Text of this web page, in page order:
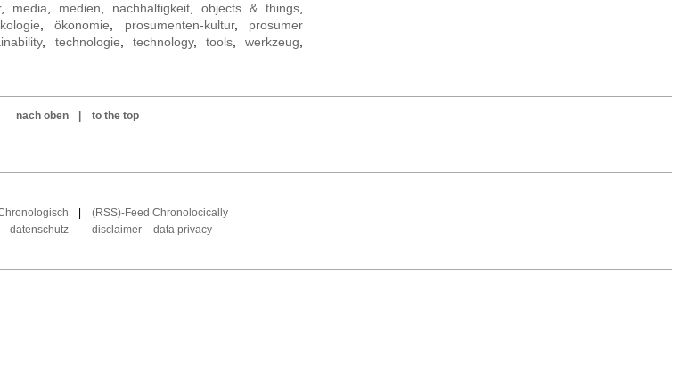
, media, medien, nachhaltigkeit, objects & things,
, ökonomie, prosumenten-kultur, prosumer
, technologie, technology, tools,werkzeug,
nach oben to the top
datenschutz
(RSS)-Feed Chronolocically
disclaimer -data privacy